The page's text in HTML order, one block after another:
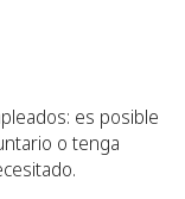
es posible
o tenga